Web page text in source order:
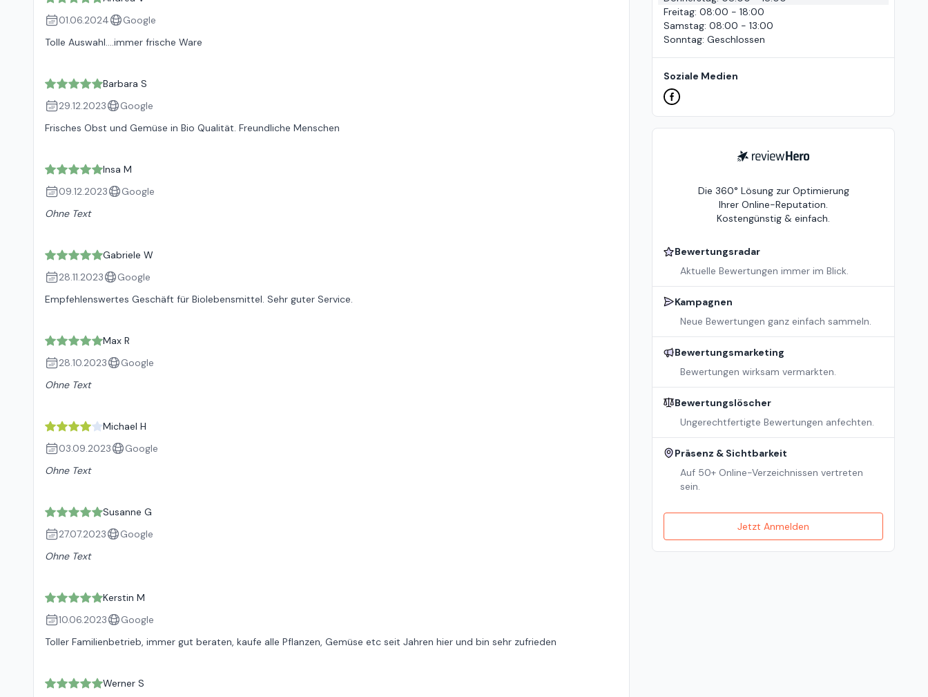
01.06.2024
Google
Tolle Auswahl....immer frische Ware
Barbara S
29.12.2023
Google
Frisches Obst und Gemüse in Bio Qualität. Freundliche Menschen
Insa M
09.12.2023
Google
Ohne Text
Gabriele W
28.11.2023
Google
Empfehlenswertes Geschäft für Biolebensmittel. Sehr guter Service.
Max R
28.10.2023
Google
Ohne Text
Michael H
03.09.2023
Google
Ohne Text
Susanne G
27.07.2023
Google
Ohne Text
Kerstin M
10.06.2023
Google
Toller Familienbetrieb, immer gut beraten, kaufe alle Pflanzen, Gemüse etc seit Jahren hier und bin sehr zufrieden
Werner S
Freitag: 08:00 - 18:00
Samstag: 08:00 - 13:00
Sonntag: Geschlossen
Soziale Medien
ReviewHero
Die 360° Lösung zur Optimierung
Ihrer Online-Reputation.
Kostengünstig & einfach.
Bewertungsradar
Aktuelle Bewertungen immer im Blick.
Kampagnen
Neue Bewertungen ganz einfach sammeln.
Bewertungsmarketing
Bewertungen wirksam vermarkten.
Bewertungslöscher
Ungerechtfertigte Bewertungen anfechten.
Präsenz & Sichtbarkeit
Auf 50+ Online-Verzeichnissen vertreten
sein.
Jetzt Anmelden